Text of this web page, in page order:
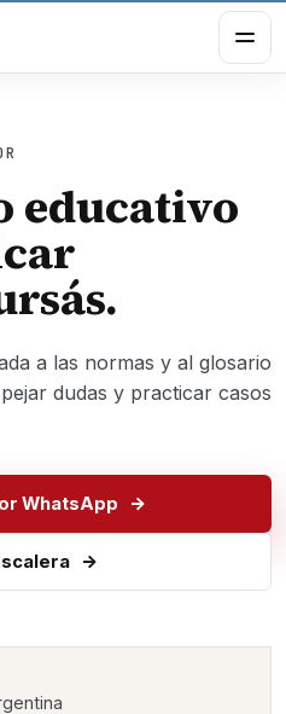
educativo
a las normas y al glosario
dudas y practicar casos
WhatsApp